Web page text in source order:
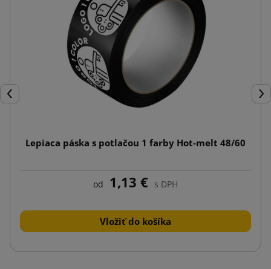
Späť
Lepiaca páska s potlačou 1 farby Hot-melt 48/60
od 1,13 € s DPH
Vložiť do košíka